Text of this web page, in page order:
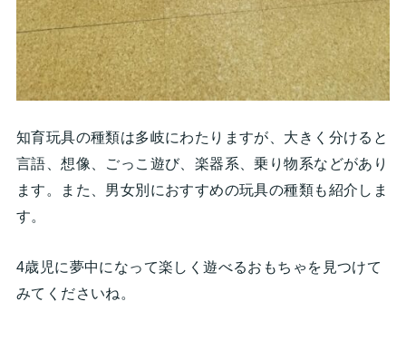
知育玩具の種類は多岐にわたりますが、大きく分けると
言語、想像、ごっこ遊び、楽器系、乗り物系などがあり
ます。また、男女別におすすめの玩具の種類も紹介しま
す。
4歳児に夢中になって楽しく遊べるおもちゃを見つけて
みてくださいね。